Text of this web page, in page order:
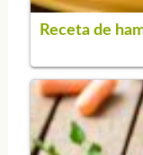
Receta de